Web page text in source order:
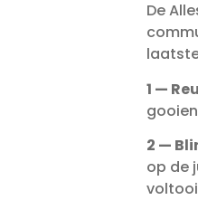
De
1 —
2 —
op de